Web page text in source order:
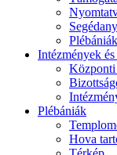
Intézmények
Központi
Plébániák
Hova